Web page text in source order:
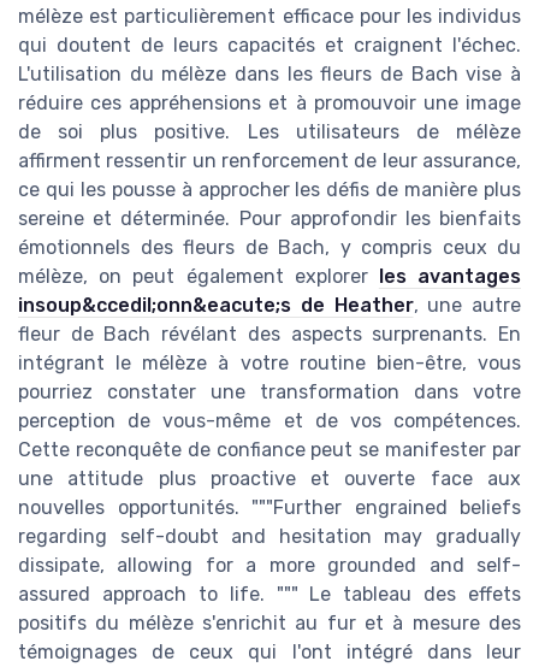
mélèze est particulièrement efficace pour les individus
qui doutent de leurs capacités et craignent l'échec.
L'utilisation du mélèze dans les fleurs de Bach vise à
réduire ces appréhensions et à promouvoir une image
de soi plus positive. Les utilisateurs de mélèze
affirment ressentir un renforcement de leur assurance,
ce qui les pousse à approcher les défis de manière plus
sereine et déterminée. Pour approfondir les bienfaits
émotionnels des fleurs de Bach, y compris ceux du
mélèze, on peut également explorer les avantages
insoup&ccedil;onn&eacute;s de Heather, une autre
fleur de Bach révélant des aspects surprenants. En
intégrant le mélèze à votre routine bien-être, vous
pourriez constater une transformation dans votre
perception de vous-même et de vos compétences.
Cette reconquête de confiance peut se manifester par
une attitude plus proactive et ouverte face aux
nouvelles opportunités. """Further engrained beliefs
regarding self-doubt and hesitation may gradually
dissipate, allowing for a more grounded and self-
assured approach to life. """ Le tableau des effets
positifs du mélèze s'enrichit au fur et à mesure des
témoignages de ceux qui l'ont intégré dans leur